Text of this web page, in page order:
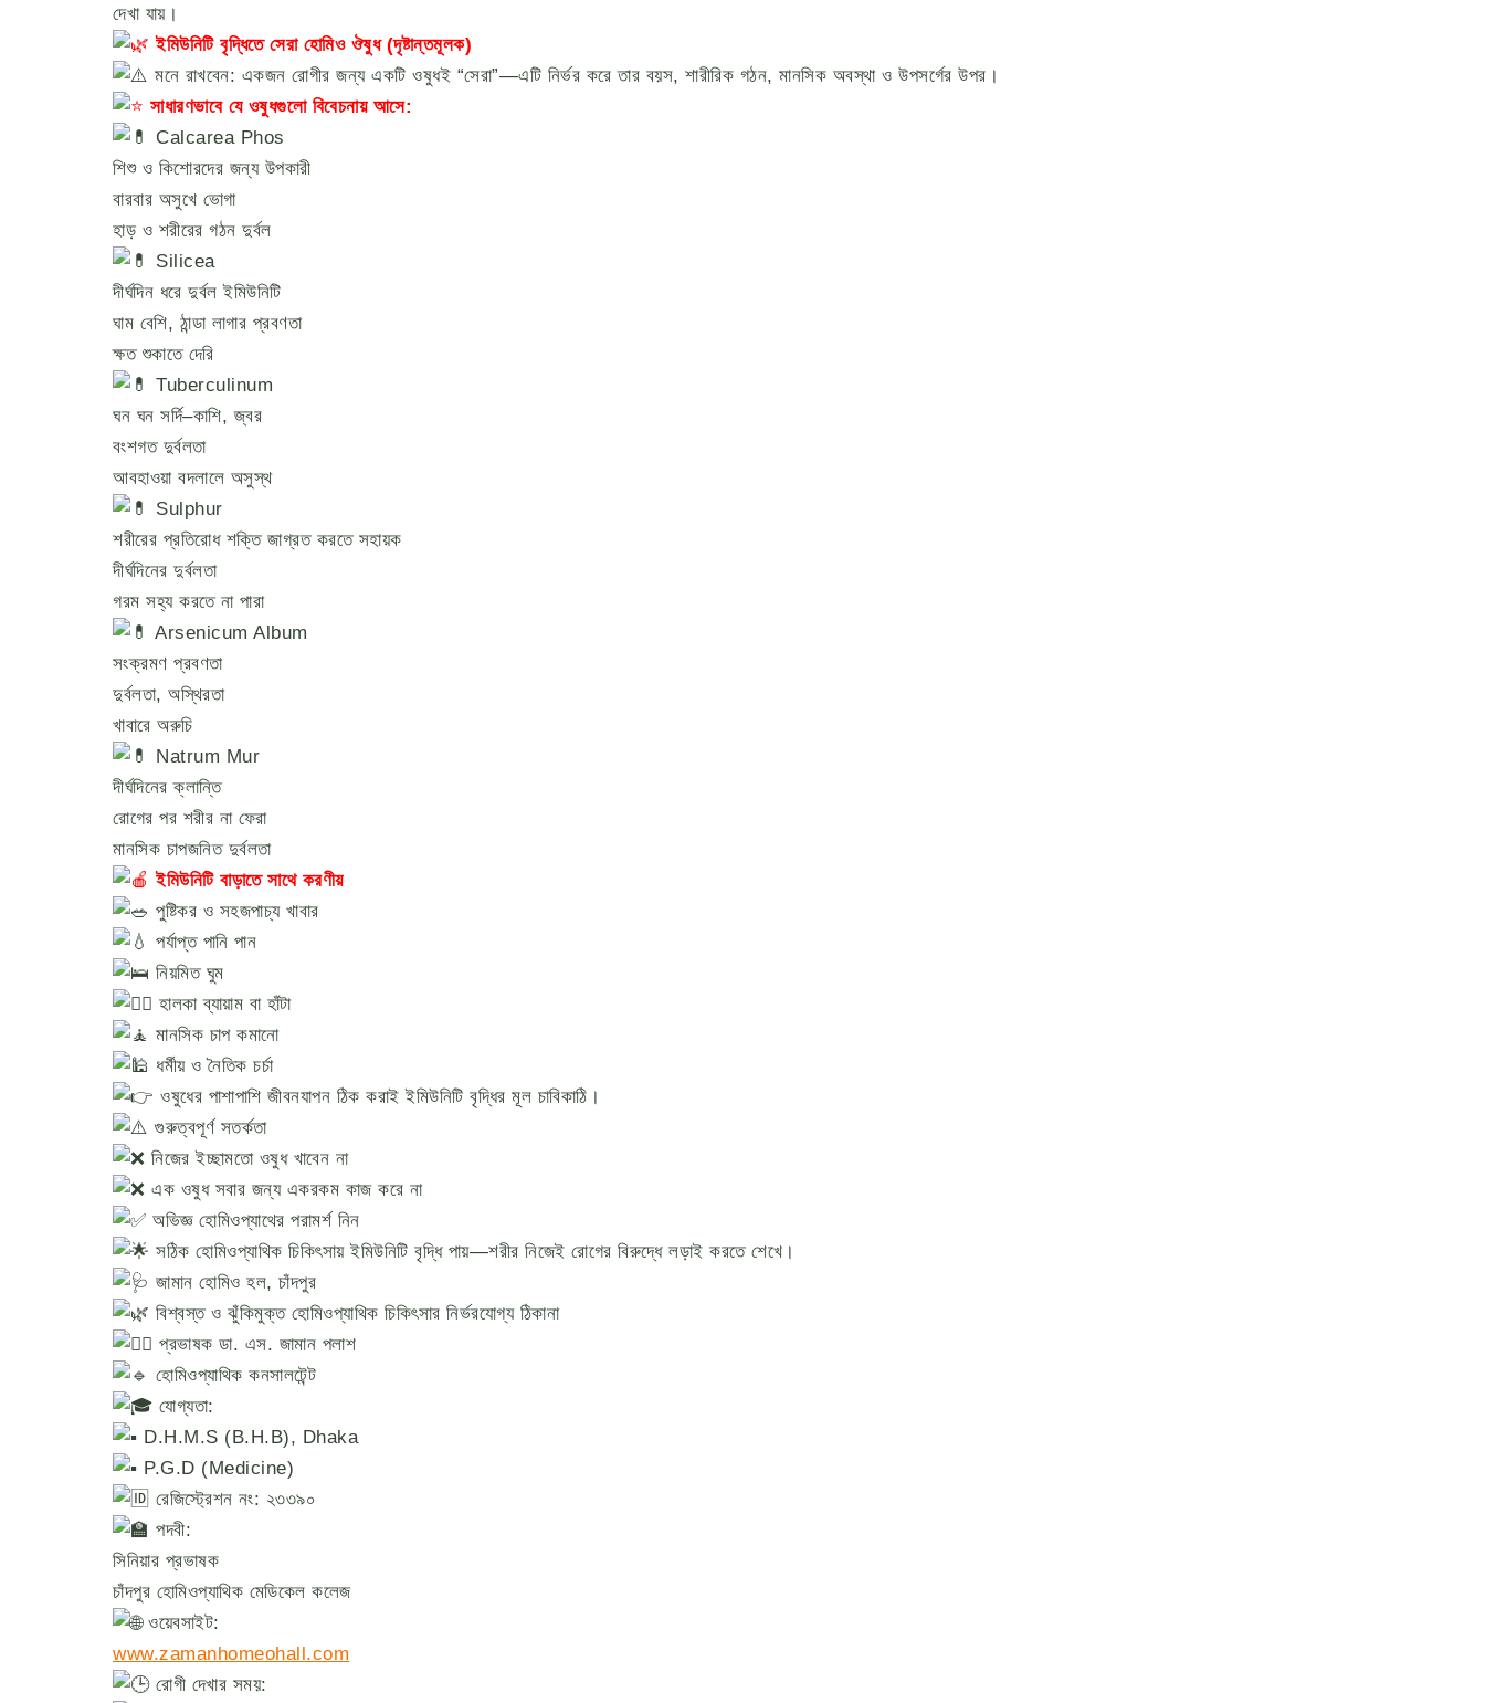
দেখা যায়।
ইমিউনিটি বৃদ্ধিতে সেরা হোমিও ঔষুধ (দৃষ্টান্তমূলক)
মনে রাখবেন: একজন রোগীর জন্য একটি ওষুধই “সেরা”—এটি নির্ভর করে তার বয়স, শারীরিক গঠন, মানসিক অবস্থা ও উপসর্গের উপর।
সাধারণভাবে যে ওষুধগুলো বিবেচনায় আসে:
Calcarea Phos
শিশু ও কিশোরদের জন্য উপকারী
বারবার অসুখে ভোগা
হাড় ও শরীরের গঠন দুর্বল
Silicea
দীর্ঘদিন ধরে দুর্বল ইমিউনিটি
ঘাম বেশি, ঠান্ডা লাগার প্রবণতা
ক্ষত শুকাতে দেরি
Tuberculinum
ঘন ঘন সর্দি–কাশি, জ্বর
বংশগত দুর্বলতা
আবহাওয়া বদলালে অসুস্থ
Sulphur
শরীরের প্রতিরোধ শক্তি জাগ্রত করতে সহায়ক
দীর্ঘদিনের দুর্বলতা
গরম সহ্য করতে না পারা
Arsenicum Album
সংক্রমণ প্রবণতা
দুর্বলতা, অস্থিরতা
খাবারে অরুচি
Natrum Mur
দীর্ঘদিনের ক্লান্তি
রোগের পর শরীর না ফেরা
মানসিক চাপজনিত দুর্বলতা
ইমিউনিটি বাড়াতে সাথে করণীয়
পুষ্টিকর ও সহজপাচ্য খাবার
পর্যাপ্ত পানি পান
নিয়মিত ঘুম
হালকা ব্যায়াম বা হাঁটা
মানসিক চাপ কমানো
ধর্মীয় ও নৈতিক চর্চা
ওষুধের পাশাপাশি জীবনযাপন ঠিক করাই ইমিউনিটি বৃদ্ধির মূল চাবিকাঠি।
গুরুত্বপূর্ণ সতর্কতা
নিজের ইচ্ছামতো ওষুধ খাবেন না
এক ওষুধ সবার জন্য একরকম কাজ করে না
অভিজ্ঞ হোমিওপ্যাথের পরামর্শ নিন
সঠিক হোমিওপ্যাথিক চিকিৎসায় ইমিউনিটি বৃদ্ধি পায়—শরীর নিজেই রোগের বিরুদ্ধে লড়াই করতে শেখে।
জামান হোমিও হল, চাঁদপুর
বিশ্বস্ত ও ঝুঁকিমুক্ত হোমিওপ্যাথিক চিকিৎসার নির্ভরযোগ্য ঠিকানা
প্রভাষক ডা. এস. জামান পলাশ
হোমিওপ্যাথিক কনসালটেন্ট
যোগ্যতা:
D.H.M.S (B.H.B), Dhaka
P.G.D (Medicine)
রেজিস্ট্রেশন নং: ২৩৩৯০
পদবী:
সিনিয়ার প্রভাষক
চাঁদপুর হোমিওপ্যাথিক মেডিকেল কলেজ
ওয়েবসাইট:
www.zamanhomeohall.com
রোগী দেখার সময়: